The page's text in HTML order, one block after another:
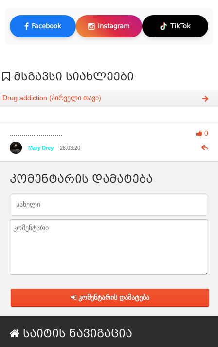
Facebook Instagram TikTok
მსგავსი სიახლეები
Drug addiction (პირველი თავი)
0
Mary Drey 28.03.20
კომენტარის დამატება
კომენტარის დამატება
საიტის ნავიგაცია